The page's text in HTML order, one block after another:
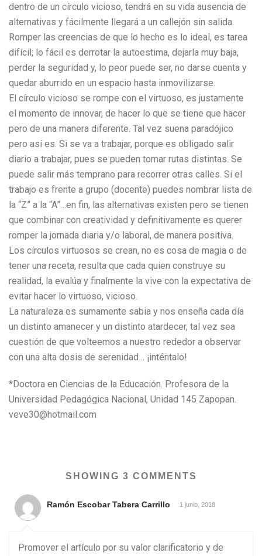
dentro de un círculo vicioso, tendrá en su vida ausencia de
alternativas y fácilmente llegará a un callejón sin salida.
Romper las creencias de que lo hecho es lo ideal, es tarea
difícil; lo fácil es derrotar la autoestima, dejarla muy baja,
perder la seguridad y, lo peor puede ser, no darse cuenta y
quedar aburrido en un espacio hasta inmovilizarse.
El círculo vicioso se rompe con el virtuoso, es justamente
el momento de innovar, de hacer lo que se tiene que hacer
pero de una manera diferente. Tal vez suena paradójico
pero así es. Si se va a trabajar, porque es obligado salir
diario a trabajar, pues se pueden tomar rutas distintas. Se
puede salir más temprano para recorrer otras calles. Si el
trabajo es frente a grupo (docente) puedes nombrar lista de
la “Z” a la “A”…en fin, las alternativas existen pero se tienen
que combinar con creatividad y definitivamente es querer
romper la jornada diaria y/o laboral, de manera positiva.
Los círculos virtuosos se crean, no es cosa de magia o de
tener una receta, resulta que cada quien construye su
realidad, la evalúa y finalmente la vive con la expectativa de
evitar hacer lo virtuoso, vicioso.
La naturaleza es sumamente sabia y nos enseña cada día
un distinto amanecer y un distinto atardecer, tal vez sea
cuestión de que volteemos a nuestro rededor a observar
con una alta dosis de serenidad… ¡inténtalo!
*Doctora en Ciencias de la Educación. Profesora de la
Universidad Pedagógica Nacional, Unidad 145 Zapopan.
veve30@hotmail.com
SHOWING 3 COMMENTS
Ramón Escobar Tabera Carrillo 1 junio, 2018
Promover el artículo por su valor clarificatorio y de